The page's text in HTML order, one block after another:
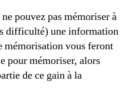
pouvez pas mémoriser à
difficulté) une information
mémorisation vous feront
pour mémoriser, alors
de ce gain à la